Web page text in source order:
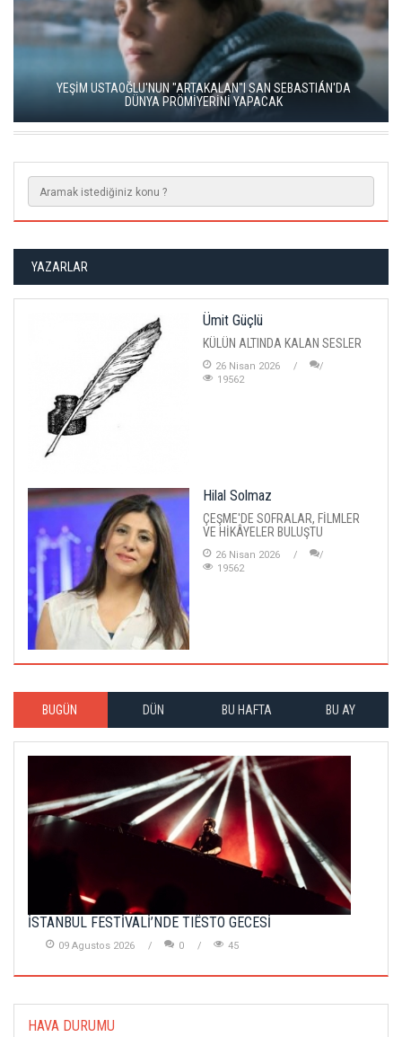
YEŞİM USTAOĞLU'NUN "ARTAKALAN"I SAN SEBASTIÁN'DA
DÜNYA PRÖMİYERİNİ YAPACAK
YAZARLAR
Ümit Güçlü
KÜLÜN ALTINDA KALAN SESLER
26 Nisan 2026
19562
Hilal Solmaz
ÇEŞME'DE SOFRALAR, FİLMLER
VE HİKÂYELER BULUŞTU
26 Nisan 2026
19562
BUGÜN DÜN BU HAFTA BU AY
İSTANBUL FESTİVALİ’NDE TIËSTO GECESİ
09 Agustos 2026 0 45
HAVA DURUMU